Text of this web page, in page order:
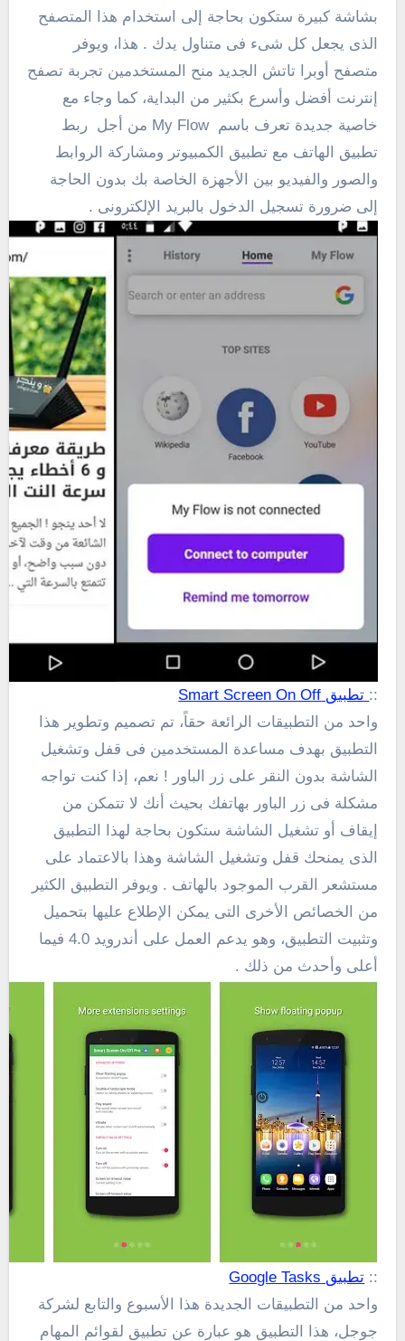
بشاشة كبيرة ستكون بحاجة إلى استخدام هذا المتصفح
الذى يجعل كل شىء فى متناول يدك . هذا، ويوفر
متصفح أوبرا تاتش الجديد منح المستخدمين تجربة تصفح
إنترنت أفضل وأسرع بكثير من البداية، كما وجاء مع
خاصية جديدة تعرف باسم My Flow من أجل ربط
تطبيق الهاتف مع تطبيق الكمبيوتر ومشاركة الروابط
والصور والفيديو بين الأجهزة الخاصة بك بدون الحاجة
إلى ضرورة تسجيل الدخول بالبريد الإلكترونى .
:: تطبيق Smart Screen On Off
واحد من التطبيقات الرائعة حقاً، تم تصميم وتطوير هذا
التطبيق بهدف مساعدة المستخدمين فى قفل وتشغيل
الشاشة بدون النقر على زر الباور ! نعم، إذا كنت تواجه
مشكلة فى زر الباور بهاتفك بحيث أنك لا تتمكن من
إيقاف أو تشغيل الشاشة ستكون بحاجة لهذا التطبيق
الذى يمنحك قفل وتشغيل الشاشة وهذا بالاعتماد على
مستشعر القرب الموجود بالهاتف . ويوفر التطبيق الكثير
من الخصائص الأخرى التى يمكن الإطلاع عليها بتحميل
وتثبيت التطبيق، وهو يدعم العمل على أندرويد 4.0 فيما
أعلى وأحدث من ذلك .
:: تطبيق Google Tasks
واحد من التطبيقات الجديدة هذا الأسبوع والتابع لشركة
جوجل، هذا التطبيق هو عبارة عن تطبيق لقوائم المهام